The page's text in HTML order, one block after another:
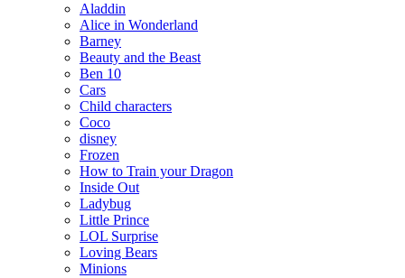
Aladdin
Alice in Wonderland
Barney
Beauty and the Beast
Ben 10
Cars
Child characters
Coco
disney
Frozen
How to Train your Dragon
Inside Out
Ladybug
Little Prince
LOL Surprise
Loving Bears
Minions